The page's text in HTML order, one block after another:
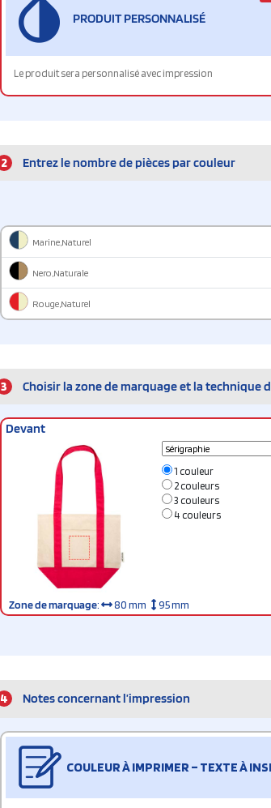
PRODUIT PERSONNALISÉ
Le produit sera personnalisé avec impression
2 Entrez le nombre de pièces par couleur
Marine,Naturel
Nero,Naturale
Rouge,Naturel
3 Choisir la zone de marquage et la technique
Devant
1 couleur
2 couleurs
3 couleurs
4 couleurs
Zone de marquage: 80 mm 95 mm
4 Notes concernant l’impression
COULEUR À IMPRIMER – TEXTE À